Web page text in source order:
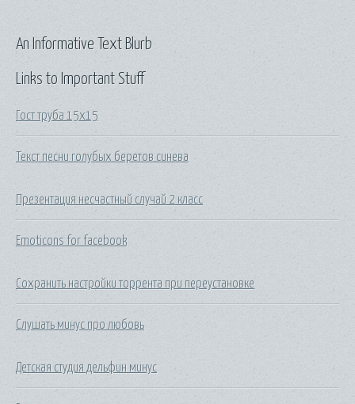
Links to Important Stuff
Гост труба 15х15
Текст песни голубых беретов синева
Презентация несчастный случай 2 класс
Emoticons for facebook
Сохранить настройки торрента при переустановке
Слушать минус про любовь
Детская студия дельфин минус
An Informative Text Blurb